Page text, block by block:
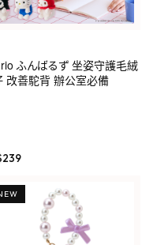
ふんばるず 坐姿守護毛絨
改善駝背 辦公室必備
239